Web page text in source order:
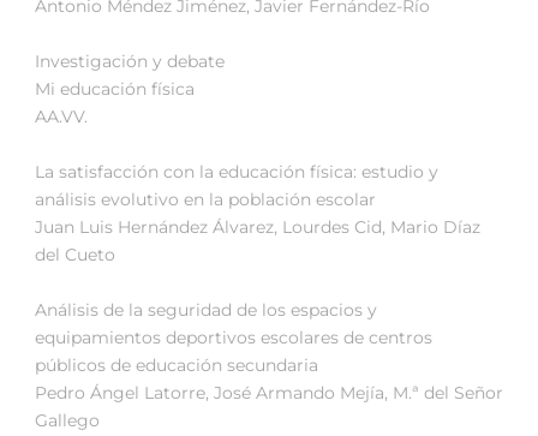
Antonio Méndez Jiménez, Javier Fernández-Río
Investigación y debate
Mi educación física
AA.VV.
La satisfacción con la educación física: estudio y
análisis evolutivo en la población escolar
Juan Luis Hernández Álvarez, Lourdes Cid, Mario Díaz
del Cueto
Análisis de la seguridad de los espacios y
equipamientos deportivos escolares de centros
públicos de educación secundaria
Pedro Ángel Latorre, José Armando Mejía, M.ª del Señor
Gallego